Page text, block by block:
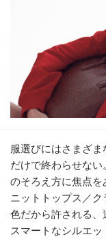
服選びにはさまざ
だけで終わらせな
のそろえ方に焦点
ニットトップス／
色だから許される
スマートなシルエ